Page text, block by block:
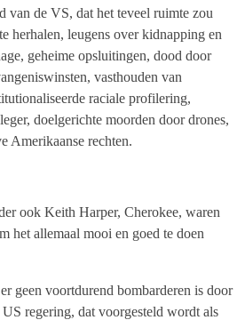
van de VS, dat het teveel ruimte zou
herhalen, leugens over kidnapping en
geheime opsluitingen, dood door
vasthouden van
raciale profilering,
doelgerichte moorden door drones,
Amerikaanse rechten.
ook Keith Harper, Cherokee, waren
het allemaal mooi en goed te doen
geen voortdurend bombarderen is door
regering, dat voorgesteld wordt als